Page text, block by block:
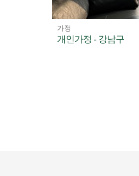
가정
개인가정 - 강남구